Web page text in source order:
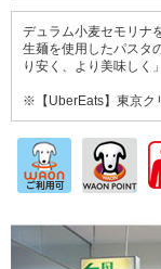
デュラム小麦セモリナ
生麺を使用したパスタ
り安く、より美味しく
※【UberEats】東京ク